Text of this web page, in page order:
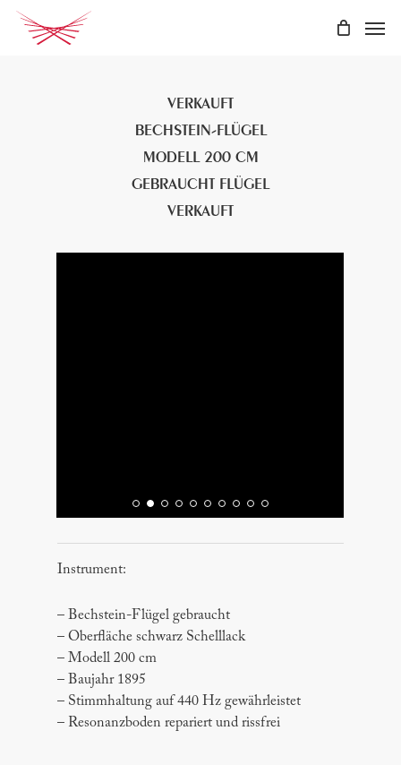
Skip
VERKAUFT
BECHSTEIN-FLÜGEL
MODELL 200 CM
GEBRAUCHT FLÜGEL
VERKAUFT
Instrument:
– Bechstein-Flügel gebraucht
– Oberfläche schwarz Schelllack
– Modell 200 cm
– Baujahr 1895
– Stimmhaltung auf 440 Hz gewährleistet
– Resonanzboden repariert und rissfrei